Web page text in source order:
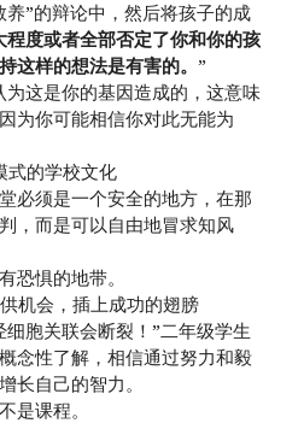
”的辩论中，然后将孩子的成
程度或者全部否定了你和你的孩
样的想法是有害的。 ”
这是你的基因造成的，这意味
为你可能相信你对此无能为
式的学校文化
必须是一个安全的地方，在那
，而是可以自由地冒求知风
恐惧的地带。
机会，插上成功的翅膀
胞关联会断裂！”二年级学生
念性了解，相信通过努力和毅
长自己的智力。
是课程。